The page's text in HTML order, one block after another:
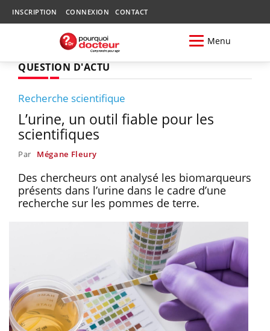
INSCRIPTION CONNEXION CONTACT
Menu
QUESTION D'ACTU
Recherche scientifique
L’urine, un outil fiable pour les
scientifiques
Par Mégane Fleury
Des chercheurs ont analysé les biomarqueurs
présents dans l’urine dans le cadre d’une
recherche sur les pommes de terre.